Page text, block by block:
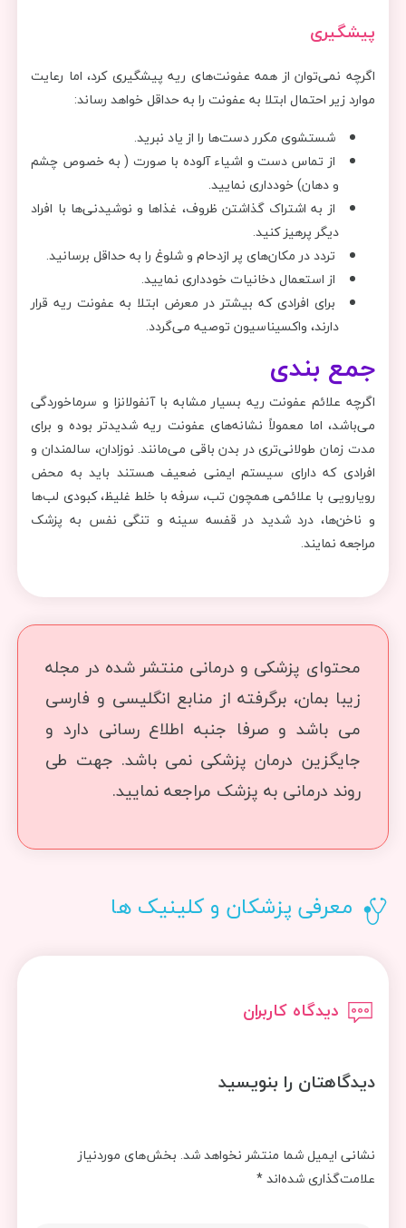
پیشگیری
اگرچه نمی‌توان از همه عفونت‌های ریه پیشگیری کرد، اما رعایت
موارد زیر احتمال ابتلا به عفونت را به حداقل خواهد رساند:
شستشوی مکرر دست‌ها را از یاد نبرید.
از تماس دست و اشیاء آلوده با صورت ( به خصوص چشم
و دهان) خودداری نمایید.
از به اشتراک گذاشتن ظروف، غذاها و نوشیدنی‌ها با افراد
دیگر پرهیز کنید.
تردد در مکان‌های پر ازدحام و شلوغ را به حداقل برسانید.
از استعمال دخانیات خودداری نمایید.
برای افرادی که بیشتر در معرض ابتلا به عفونت ریه قرار
دارند، واکسیناسیون توصیه می‌گردد.
جمع بندی
اگرچه علائم عفونت ریه بسیار مشابه با آنفولانزا و سرماخوردگی
می‌باشد، اما معمولاً نشانه‌های عفونت ریه شدیدتر بوده و برای
مدت زمان طولانی‌تری در بدن باقی می‌مانند. نوزادان، سالمندان و
افرادی که دارای سیستم ایمنی ضعیف هستند باید به محض
رویارویی با علائمی همچون تب، سرفه با خلط غلیظ، کبودی لب‌ها
و ناخن‌ها، درد شدید در قفسه سینه و تنگی نفس به پزشک
مراجعه نمایند.
محتوای پزشکی و درمانی منتشر شده در مجله
زیبا بمان، برگرفته از منابع انگلیسی و فارسی
می باشد و صرفا جنبه اطلاع رسانی دارد و
جایگزین درمان پزشکی نمی باشد. جهت طی
روند درمانی به پزشک مراجعه نمایید.
معرفی پزشکان و کلینیک ها
دیدگاه کاربران
دیدگاهتان را بنویسید
نشانی ایمیل شما منتشر نخواهد شد. بخش‌های موردنیاز
علامت‌گذاری شده‌اند*